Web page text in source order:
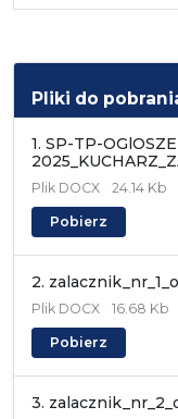
Pliki do
1. SP-TP-
Plik DOCX 24.14 Kb
Pobierz
2.
Plik DOCX 16.68 Kb
Pobierz
3.